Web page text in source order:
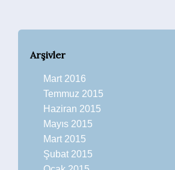
Arşivler
Mart 2016
Temmuz 2015
Haziran 2015
Mayıs 2015
Mart 2015
Şubat 2015